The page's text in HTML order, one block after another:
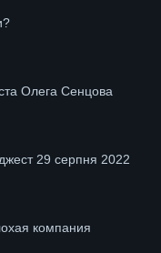
Олега Сенцова
29 серпня 2022
компания